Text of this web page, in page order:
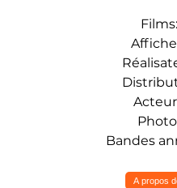
Films:
Bandes
A propos